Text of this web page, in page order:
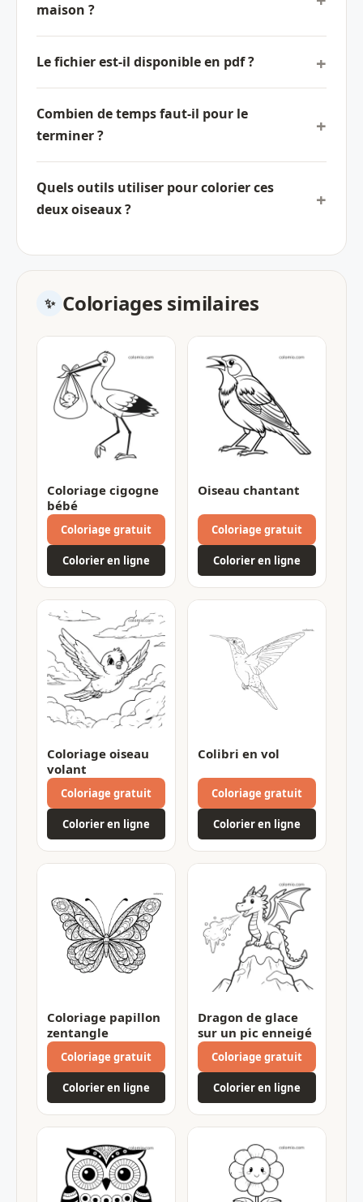
maison ?
Le fichier est-il disponible en pdf ?
Combien de temps faut-il pour le
terminer ?
Quels outils utiliser pour colorier ces
deux oiseaux ?
Coloriages similaires
Coloriage cigogne
bébé
Coloriage gratuit
Colorier en ligne
Oiseau chantant
Coloriage gratuit
Colorier en ligne
Coloriage oiseau
volant
Coloriage gratuit
Colorier en ligne
Colibri en vol
Coloriage gratuit
Colorier en ligne
Coloriage papillon
zentangle
Coloriage gratuit
Colorier en ligne
Dragon de glace
sur un pic enneigé
Coloriage gratuit
Colorier en ligne